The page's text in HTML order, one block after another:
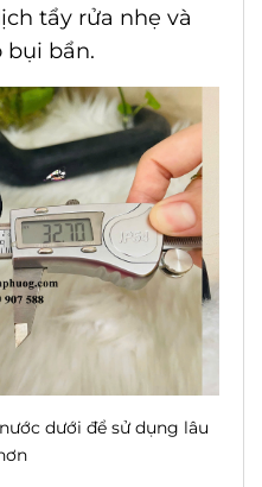
tẩy rửa nhẹ và
bụi bẩn.
dưới để sử dụng lâu